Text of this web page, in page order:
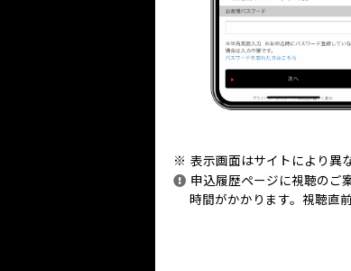
表示画面はサイトにより異
申込履歴ページに視聴のご
時間がかかります。視聴直